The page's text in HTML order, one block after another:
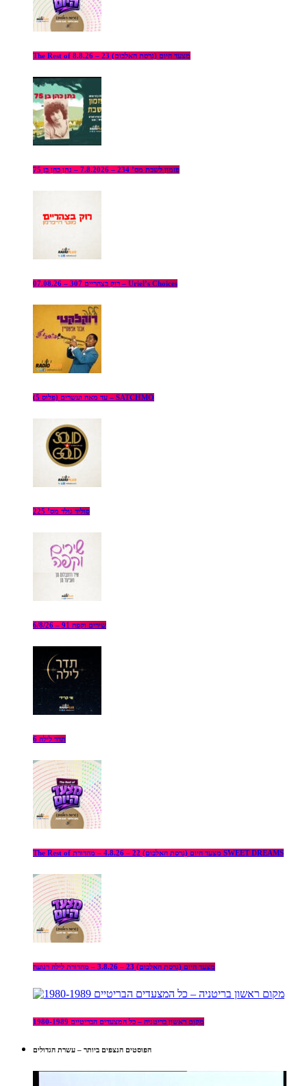
The Rest of מצעד היום (גרסת האלבום) 23 – 8.8.26
פזמון לשבת מס’ 234 – 7.8.2026 – נתן כהן בן 75
רוק בצהריים 307 – 07.08.26 – Uriel’s Choices
עד מאה ועשרים (פלוס 5) – SATCHMO
סוליד גולד מס’ 225
שירים וקפה 91 – 6/8/26
תדר לילה 6
The Rest of מצעד היום (גרסת האלבום) 22 – 4.8.26 – מהדורת SWEET DREAMS
מצעד היום (גרסת האלבום) 23 – 3.8.26 – מהדורת לילה רגועה
מקום ראשון בריטניה – כל המצעדים הבריטיים 1980-1989
הפוסטים הנצפים ביותר – עשרת הגדולים